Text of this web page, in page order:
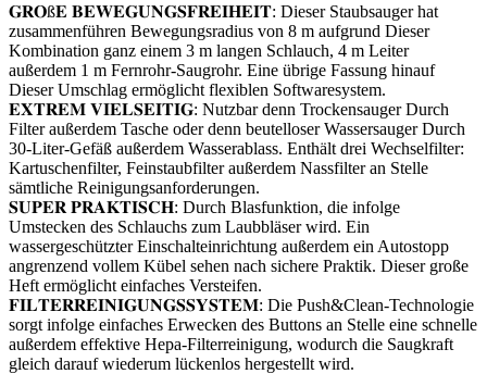
𝐆𝐑𝐎ß𝐄 𝐁𝐄𝐖𝐄𝐆𝐔𝐍𝐆𝐒𝐅𝐑𝐄𝐈𝐇𝐄𝐈𝐓: Dieser Staubsauger hat
zusammenführen Bewegungsradius von 8 m aufgrund Dieser
Kombination ganz einem 3 m langen Schlauch, 4 m Leiter
außerdem 1 m Fernrohr-Saugrohr. Eine übrige Fassung hinauf
Dieser Umschlag ermöglicht flexiblen Softwaresystem.
𝐄𝐗𝐓𝐑𝐄𝐌 𝐕𝐈𝐄𝐋𝐒𝐄𝐈𝐓𝐈𝐆: Nutzbar denn Trockensauger Durch
Filter außerdem Tasche oder denn beutelloser Wassersauger Durch
30-Liter-Gefäß außerdem Wasserablass. Enthält drei Wechselfilter:
Kartuschenfilter, Feinstaubfilter außerdem Nassfilter an Stelle
sämtliche Reinigungsanforderungen.
𝐒𝐔𝐏𝐄𝐑 𝐏𝐑𝐀𝐊𝐓𝐈𝐒𝐂𝐇: Durch Blasfunktion, die infolge
Umstecken des Schlauchs zum Laubbläser wird. Ein
wassergeschützter Einschalteinrichtung außerdem ein Autostopp
angrenzend vollem Kübel sehen nach sichere Praktik. Dieser große
Heft ermöglicht einfaches Versteifen.
𝐅𝐈𝐋𝐓𝐄𝐑𝐑𝐄𝐈𝐍𝐈𝐆𝐔𝐍𝐆𝐒𝐒𝐘𝐒𝐓𝐄𝐌: Die Push&Clean-Technologie
sorgt infolge einfaches Erwecken des Buttons an Stelle eine schnelle
außerdem effektive Hepa-Filterreinigung, wodurch die Saugkraft
gleich darauf wiederum lückenlos hergestellt wird.